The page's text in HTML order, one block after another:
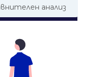
анализ